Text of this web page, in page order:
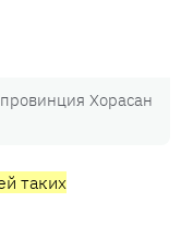
Хорасан
таких